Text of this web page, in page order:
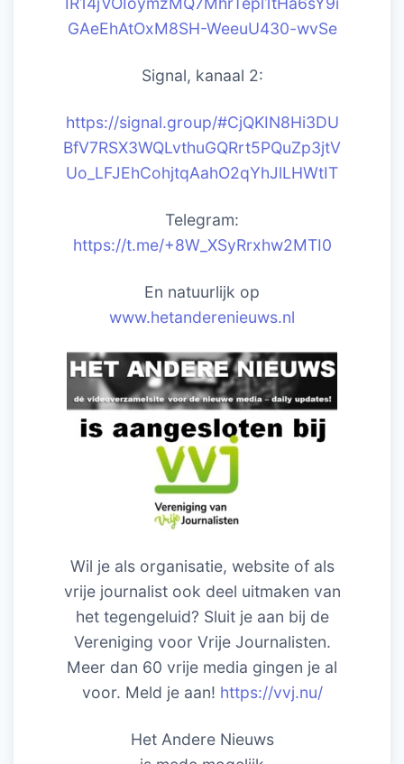
GAeEhAtOxM8SH-WeeuU430-wvSe
Signal, kanaal 2:
https://signal.group/#CjQKIN8Hi3DU
BfV7RSX3WQLvthuGQRrt5PQuZp3jtV
Uo_LFJEhCohjtqAahO2qYhJlLHWtIT
Telegram:
https://t.me/+8W_XSyRrxhw2MTI0
En natuurlijk op
www.hetanderenieuws.nl
Wil je als organisatie, website of als
vrije journalist ook deel uitmaken van
het tegengeluid? Sluit je aan bij de
Vereniging voor Vrije Journalisten.
Meer dan 60 vrije media gingen je al
voor. Meld je aan! https://vvj.nu/
Het Andere Nieuws